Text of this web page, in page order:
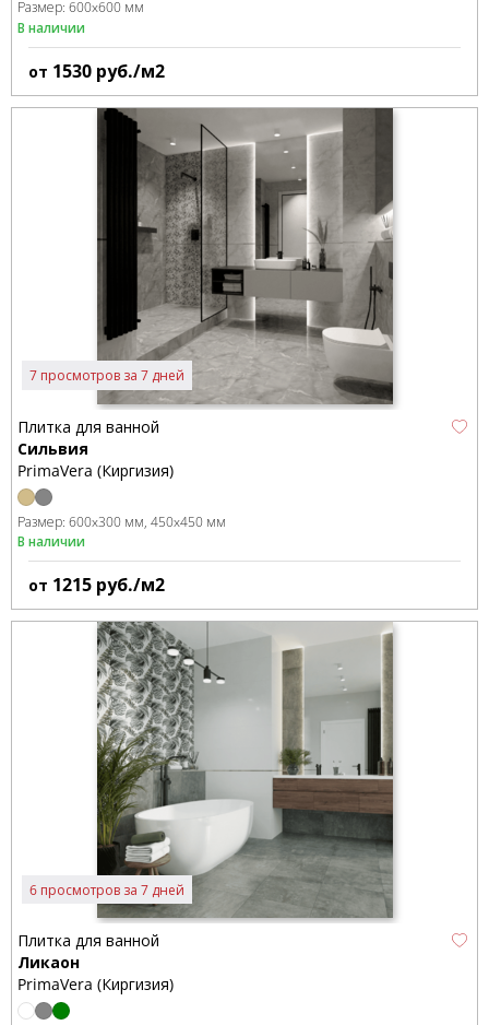
Размер: 600x600 мм
В наличии
от 1530 руб./м2
7 просмотров за 7 дней
Плитка для ванной
Сильвия
PrimaVera (Киргизия)
Размер: 600x300 мм 450x450 мм
В наличии
от 1215 руб./м2
6 просмотров за 7 дней
Плитка для ванной
Ликаон
PrimaVera (Киргизия)